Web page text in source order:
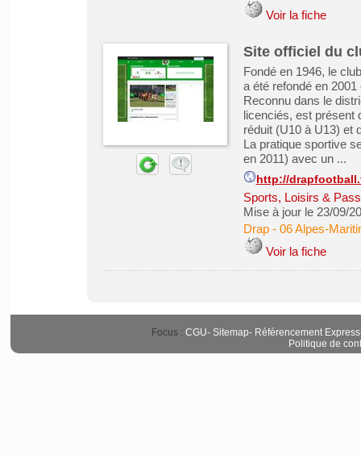
Voir la fiche
Site officiel du
Fondé en 1946, le
a été refondé en
Reconnu dans le
licenciés, est présent
réduit (U10 à U13) et
La pratique sportive
en 2011) avec un ...
http://
Sports, Loisirs &
Mise à jour le 23/09/
Drap- 06 Alpes-
Voir la fiche
Focus : CGU- Sitemap- Référencement Express
Politique de